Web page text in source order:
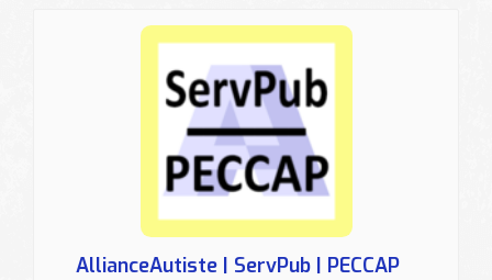
AllianceAutiste | ServPub | PECCAP